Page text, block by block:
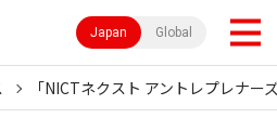
Japan Global
「NICTネクスト アントレプレナ